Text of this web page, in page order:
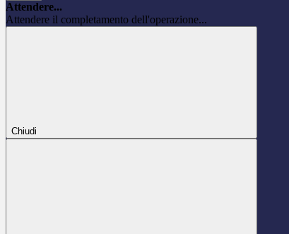
Attendere...
Attendere il completamento dell'operazione...
Chiudi